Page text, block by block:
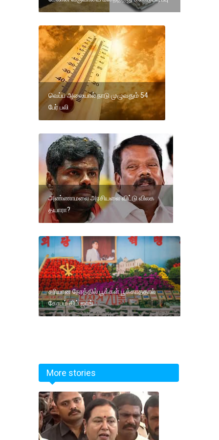
வெப்ப அலையால் நாடு முழுவதும் 54
பேர் பலி
அண்ணாமலை அரசியலை விட்டு விலக
தயாரா?
சரியான நேரத்தில் பூக்கள் பூக்காததால்
கோபம் கிம் ஜாங்
More stories